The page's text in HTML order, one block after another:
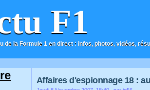
F1
de la Formule 1 en direct : infos, photos, vidéos,
Affaires d'espionnage 18 :